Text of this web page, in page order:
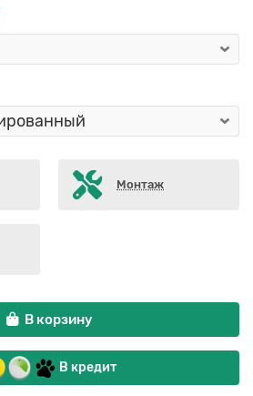
Монтаж
В корзину
В кредит